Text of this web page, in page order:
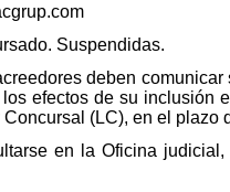
Suspendidas.
deben
efectos de su
(LC), en el plazo
en la Oficina